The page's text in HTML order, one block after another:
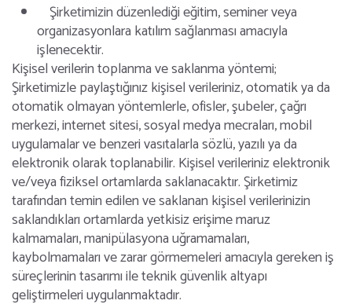
Şirketimizin düzenlediği eğitim, seminer veya
organizasyonlara katılım sağlanması amacıyla
işlenecektir.
Kişisel verilerin toplanma ve saklanma yöntemi;
Şirketimizle paylaştığınız kişisel verileriniz, otomatik ya da
otomatik olmayan yöntemlerle, ofisler, şubeler, çağrı
merkezi, internet sitesi, sosyal medya mecraları, mobil
uygulamalar ve benzeri vasıtalarla sözlü, yazılı ya da
elektronik olarak toplanabilir. Kişisel verileriniz elektronik
ve/veya fiziksel ortamlarda saklanacaktır. Şirketimiz
tarafından temin edilen ve saklanan kişisel verilerinizin
saklandıkları ortamlarda yetkisiz erişime maruz
kalmamaları, manipülasyona uğramamaları,
kaybolmamaları ve zarar görmemeleri amacıyla gereken iş
süreçlerinin tasarımı ile teknik güvenlik altyapı
geliştirmeleri uygulanmaktadır.